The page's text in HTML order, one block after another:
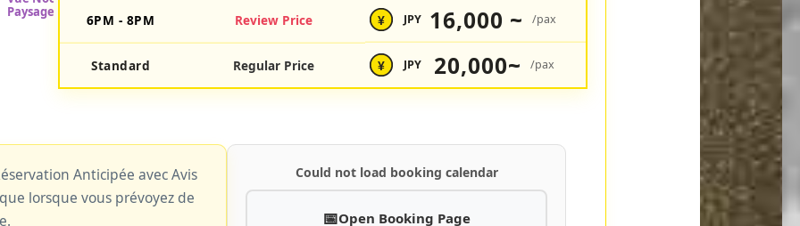
6PM - 8PM Review Price ¥ JPY 16,000 ~ /pax
Standard Regular Price ¥ JPY 20,000~ /pax
Anticipée avec Avis
lorsque vous prévoyez de
Could not load booking calendar
Open Booking Page